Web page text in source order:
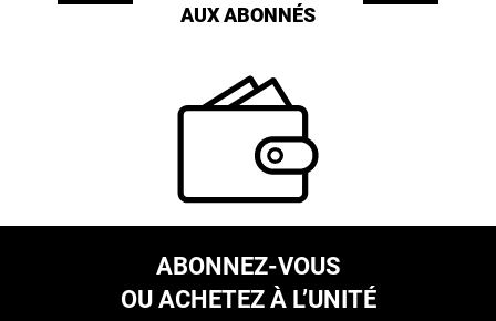
AUX ABONNÉS
ABONNEZ-VOUS
OU ACHETEZ À L’UNITÉ